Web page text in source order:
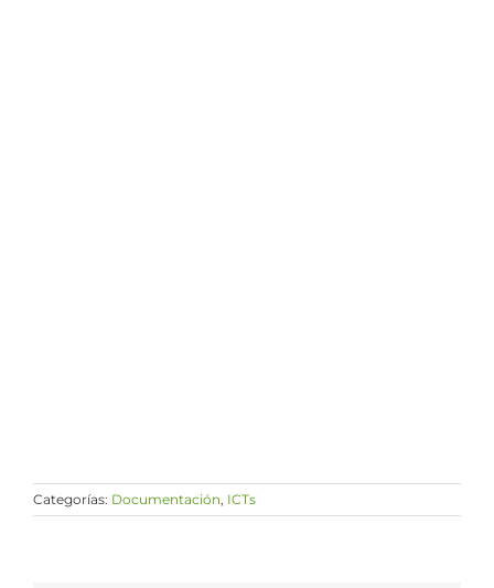
Categorías: Documentación, ICTs